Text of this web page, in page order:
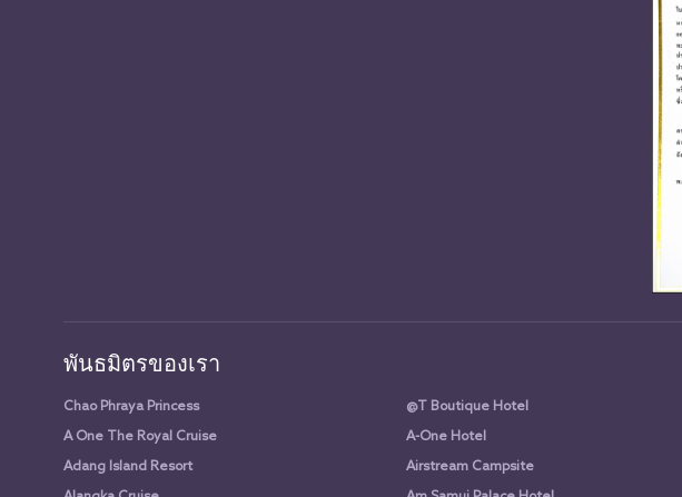
พันธมิตรของเรา
Chao Phraya Princess @T Boutique Hotel
A One The Royal Cruise
A-One Hotel
Adang Island Resort
Airstream Campsite